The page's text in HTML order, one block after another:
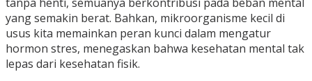
yang semakin berat. Bahkan, mikroorganisme kecil di
usus kita memainkan peran kunci dalam mengatur
hormon stres, menegaskan bahwa kesehatan mental tak
lepas dari kesehatan fisik.